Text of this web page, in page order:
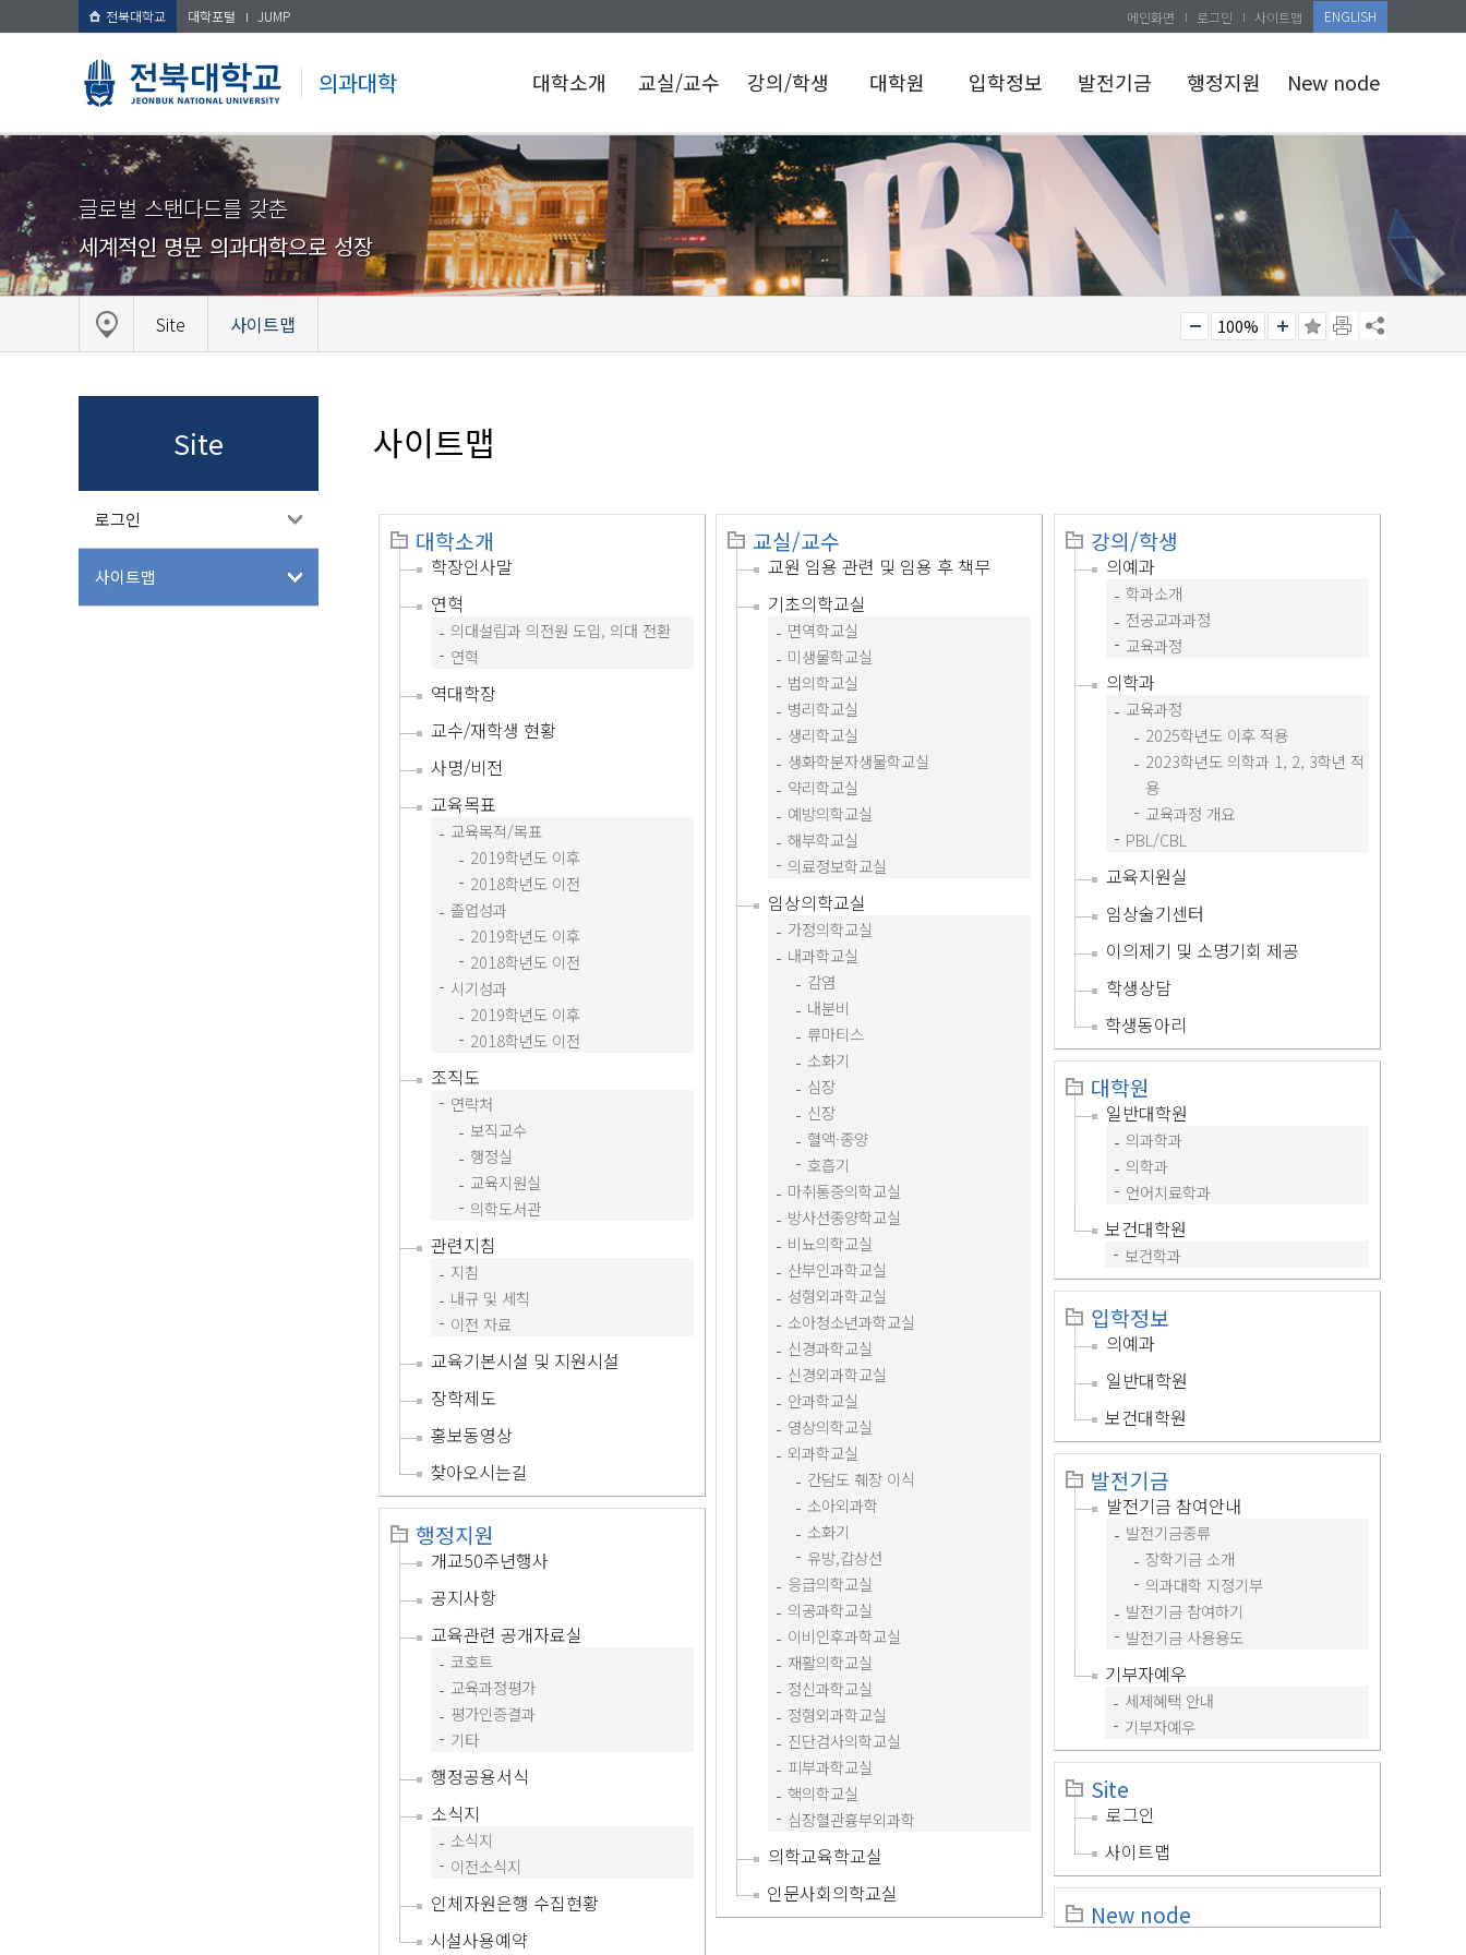
전북대학교 대학포털 JUMP
의과대학
메인화면 로그인 사이트맵 ENGLISH
대학소개
학장인사말
연혁
역대학장
교수/재학생
현황
사명/비전
관련지침
교실/교수
교원 임용
관련 및 임용
후 책무
기초의학교실
임상의학교실
의학교육학교실
인문사회의학교실
강의/학생
의예과
학과소개
전공교과과정
교육과정
의학과
교육과정
PBL/CBL
임상술기센터
대학원
일반대학원
의과학과
의학과
언어치료학과
보건대학원
보건학과
입학정보
의예과
일반대학원
보건대학원
발전기금
발전기금
참여안내
발전기금종류
발전기금
참여하기
발전기금
사용용도
기부자예우
행정지원
개교50주년행사
공지사항
교육관련
공개자료실
행정공용서식
소식지
수집현황
시설사용예약
New node
글로벌 스탠다드를 갖춘
세계적인 명문 의과대학으로 성장
Site 사이트맵 100%
Site
로그인
사이트맵
사이트맵
대학소개
학장인사말
연혁
의대설립과 의전원 도입, 의대 전환
연혁
역대학장
교수/재학생 현황
사명/비전
교육목표
교육목적/목표
2019학년도 이후
2018학년도 이전
졸업성과
2019학년도 이후
2018학년도 이전
시기성과
2019학년도 이후
2018학년도 이전
조직도
연락처
보직교수
행정실
교육지원실
의학도서관
관련지침
지침
내규 및 세칙
이전 자료
교육기본시설 및 지원시설
장학제도
홍보동영상
찾아오시는길
교실/교수
교원 임용 관련 및 임용 후 책무
기초의학교실
면역학교실
미생물학교실
법의학교실
병리학교실
생리학교실
생화학분자생물학교실
약리학교실
예방의학교실
해부학교실
의료정보학교실
임상의학교실
가정의학교실
내과학교실
감염
내분비
류마티스
소화기
심장
신장
혈액·종양
호흡기
마취통증의학교실
방사선종양학교실
비뇨의학교실
산부인과학교실
성형외과학교실
소아청소년과학교실
신경과학교실
신경외과학교실
안과학교실
영상의학교실
외과학교실
간담도 췌장 이식
소아외과학
소화기
유방,갑상선
응급의학교실
의공과학교실
이비인후과학교실
재활의학교실
정신과학교실
정형외과학교실
진단검사의학교실
피부과학교실
핵의학교실
심장혈관흉부외과학
의학교육학교실
인문사회의학교실
강의/학생
의예과
학과소개
전공교과과정
교육과정
의학과
교육과정
2025학년도 이후 적용
2023학년도 의학과 1, 2, 3학년 적
용
교육과정 개요
PBL/CBL
교육지원실
임상술기센터
이의제기 및 소명기회 제공
학생상담
학생동아리
대학원
일반대학원
의과학과
의학과
언어치료학과
보건대학원
보건학과
입학정보
의예과
일반대학원
보건대학원
발전기금
발전기금 참여안내
발전기금종류
장학기금 소개
의과대학 지정기부
발전기금 참여하기
발전기금 사용용도
기부자예우
세제혜택 안내
기부자예우
행정지원
개교50주년행사
공지사항
교육관련 공개자료실
코호트
교육과정평가
평가인증결과
기타
행정공용서식
소식지
소식지
이전소식지
인체자원은행 수집현황
시설사용예약
Site
로그인
사이트맵
New node